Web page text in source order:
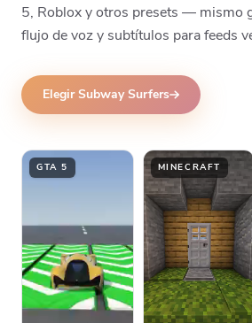
5, Roblox y otros presets — mismo
flujo de voz y subtítulos para feeds
Elegir Subway Surfers
GTA 5 MINECRAFT